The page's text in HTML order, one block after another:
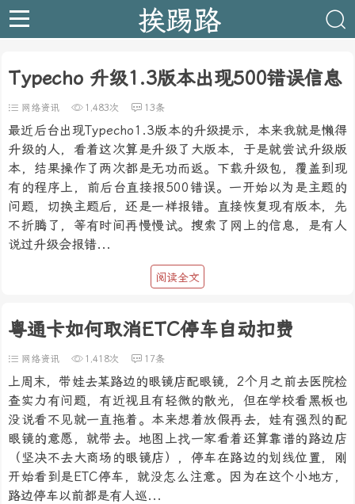
挨踢路
Typecho 升级1.3版本出现500错误信息
网络资讯 1,483次 13条
最近后台出现Typecho1.3版本的升级提示，本来我就是懒得
升级的人，看着这次算是升级了大版本，于是就尝试升级版
本，结果操作了两次都是无功而返。下载升级包，覆盖到现
有的程序上，前后台直接报500错误。一开始以为是主题的
问题，切换主题后，还是一样报错。直接恢复现有版本，先
不折腾了，等有时间再慢慢试。搜索了网上的信息，是有人
说过升级会报错...
阅读全文
粤通卡如何取消ETC停车自动扣费
网络资讯 1,418次 17条
上周末，带娃去某路边的眼镜店配眼镜，2个月之前去医院检
查实力有问题，有近视且有轻微的散光，但在学校看黑板也
没说看不见就一直拖着。本来想着放假再去，娃有强烈的配
眼镜的意愿，就带去。地图上找一家看着还算靠谱的路边店
（坚决不去大商场的眼镜店），停车在路边的划线位置，刚
开始看到是ETC停车，就没怎么注意。因为在这个小地方，
路边停车以前都是有人巡...